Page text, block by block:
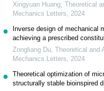
Xingyuan Huang, Theoretical
Mechanics Letters, 2024
Inverse design of mechanical
achieving a prescribed
Zongliang Du, Theoretical and
Mechanics Letters, 2024
Theoretical optimization of
structurally stable bioinspired